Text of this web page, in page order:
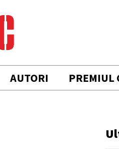
AUTORI PREMIUL